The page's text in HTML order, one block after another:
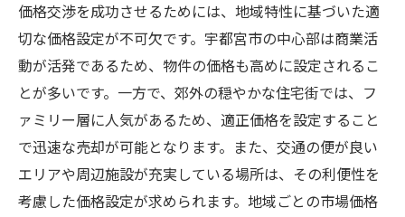
価格交渉を成功させるためには、地域特性に基づいた適
切な価格設定が不可欠です。宇都宮市の中心部は商業活
動が活発であるため、物件の価格も高めに設定されるこ
とが多いです。一方で、郊外の穏やかな住宅街では、フ
ァミリー層に人気があるため、適正価格を設定すること
で迅速な売却が可能となります。また、交通の便が良い
エリアや周辺施設が充実している場所は、その利便性を
考慮した価格設定が求められます。地域ごとの市場価格